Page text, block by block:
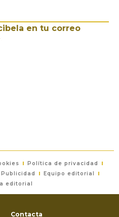
en tu correo
Política de privacidad
Publicidad
Equipo editorial
editorial
Contacta